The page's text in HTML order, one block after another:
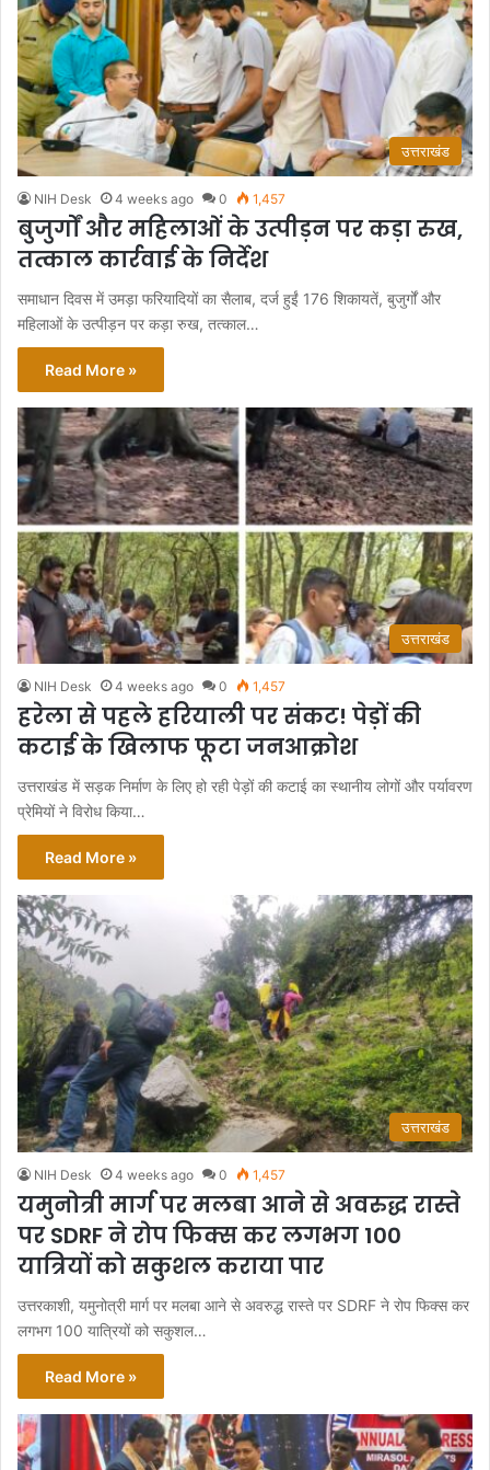
उत्तराखंड
NIH Desk 4 weeks ago 0 1,457
बुजुर्गों और महिलाओं के उत्पीड़न पर कड़ा रुख,
तत्काल कार्रवाई के निर्देश
समाधान दिवस में उमड़ा फरियादियों का सैलाब, दर्ज हुईं 176 शिकायतें, बुजुर्गों और
महिलाओं के उत्पीड़न पर कड़ा रुख, तत्काल…
Read More »
उत्तराखंड
NIH Desk 4 weeks ago 0 1,457
हरेला से पहले हरियाली पर संकट! पेड़ों की
कटाई के खिलाफ फूटा जनआक्रोश
उत्तराखंड में सड़क निर्माण के लिए हो रही पेड़ों की कटाई का स्थानीय लोगों और पर्यावरण
प्रेमियों ने विरोध किया…
Read More »
उत्तराखंड
NIH Desk 4 weeks ago 0 1,457
यमुनोत्री मार्ग पर मलबा आने से अवरुद्ध रास्ते
पर SDRF ने रोप फिक्स कर लगभग 100
यात्रियों को सकुशल कराया पार
उत्तरकाशी, यमुनोत्री मार्ग पर मलबा आने से अवरुद्ध रास्ते पर SDRF ने रोप फिक्स कर
लगभग 100 यात्रियों को सकुशल…
Read More »